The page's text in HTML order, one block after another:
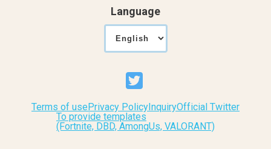
Language
Terms of usePrivacy Policy InquiryOfficial Twitter
To provide templates
(Fortnite, DBD, AmongUs, VALORANT)